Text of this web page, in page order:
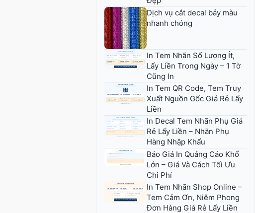
Dịch vụ cắt decal bảy màu
nhanh chóng
In Tem Nhãn Số Lượng Ít,
Lấy Liền Trong Ngày – 1 Tờ
Cũng In
In Tem QR Code, Tem Truy
Xuất Nguồn Gốc Giá Rẻ Lấy
Liền
In Decal Tem Nhãn Phụ Giá
Rẻ Lấy Liền – Nhãn Phụ
Hàng Nhập Khẩu
Báo Giá In Quảng Cáo Khổ
Lớn – Giá Và Cách Tối Ưu
Chi Phí
In Tem Nhãn Shop Online –
Tem Cảm Ơn, Niêm Phong
Đơn Hàng Giá Rẻ Lấy Liền